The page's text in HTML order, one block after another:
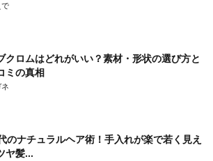
で
クロムはどれがいい？素材・形状の選び方と
ミの真相
ネ
のナチュラルヘア術！手入れが楽で若く見え
ヤ髪...